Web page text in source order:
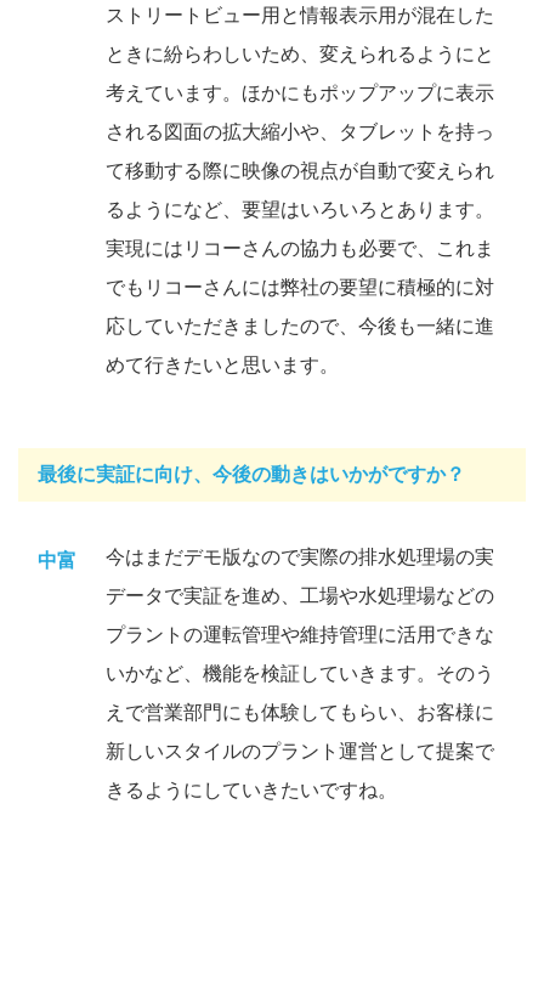
ストリートビュー用と情報表示用が混在した
ときに紛らわしいため、変えられるようにと
考えています。ほかにもポップアップに表示
される図面の拡大縮小や、タブレットを持っ
て移動する際に映像の視点が自動で変えられ
るようになど、要望はいろいろとあります。
実現にはリコーさんの協力も必要で、これま
でもリコーさんには弊社の要望に積極的に対
応していただきましたので、今後も一緒に進
めて行きたいと思います。
最後に実証に向け、今後の動きはいかがですか？
中富
今はまだデモ版なので実際の排水処理場の実
データで実証を進め、工場や水処理場などの
プラントの運転管理や維持管理に活用できな
いかなど、機能を検証していきます。そのう
えで営業部門にも体験してもらい、お客様に
新しいスタイルのプラント運営として提案で
きるようにしていきたいですね。